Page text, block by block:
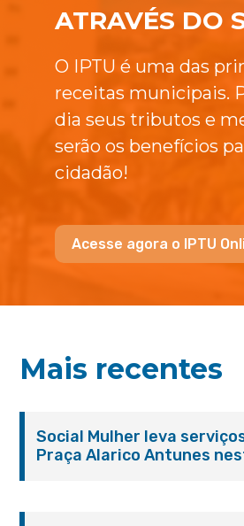
ATRAVÉS DO
O IPTU é uma das
receitas municipais.
dia seus tributos e
serão os benefícios
cidadão!
Acesse agora o IPTU
Mais recentes
Social Mulher leva
Praça Alarico Antunes